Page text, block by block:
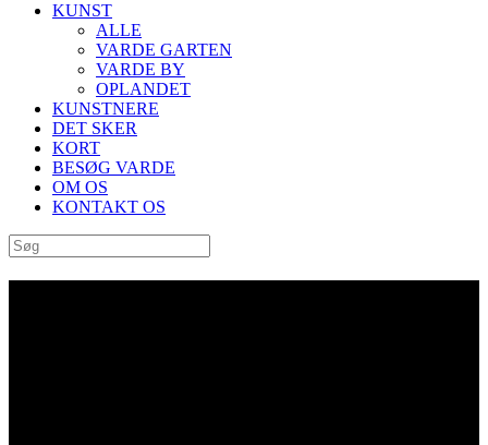
KUNST
ALLE
VARDE GARTEN
VARDE BY
OPLANDET
KUNSTNERE
DET SKER
KORT
BESØG VARDE
OM OS
KONTAKT OS